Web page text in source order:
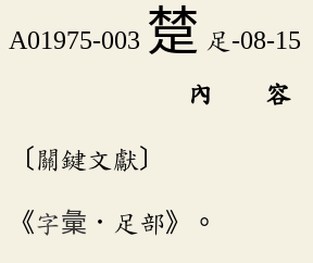
A01975-003 䠂 足-08-15
內 容
〔關鍵文獻〕
《字彙 ．足部》。